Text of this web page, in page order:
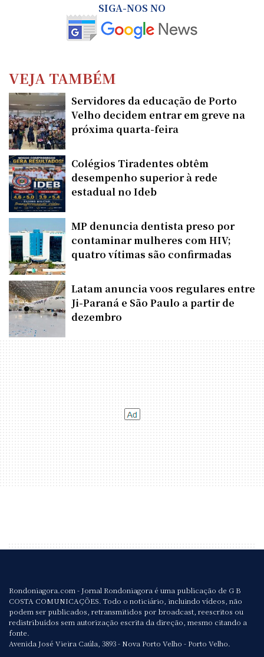
SIGA-NOS NO
VEJA TAMBÉM
Servidores da educação de Porto
Velho decidem entrar em greve na
próxima quarta-feira
Colégios Tiradentes obtêm
desempenho superior à rede
estadual no Ideb
MP denuncia dentista preso por
contaminar mulheres com HIV;
quatro vítimas são confirmadas
Latam anuncia voos regulares entre
Ji-Paraná e São Paulo a partir de
dezembro
Rondoniagora.com - Jornal Rondoniagora é uma publicação de G B
COSTA COMUNICAÇÕES. Todo o noticiário, incluindo vídeos, não
podem ser publicados, retransmitidos por broadcast, reescritos ou
redistribuídos sem autorização escrita da direção, mesmo citando a
fonte.
Avenida José Vieira Caúla, 3893 - Nova Porto Velho - Porto Velho.